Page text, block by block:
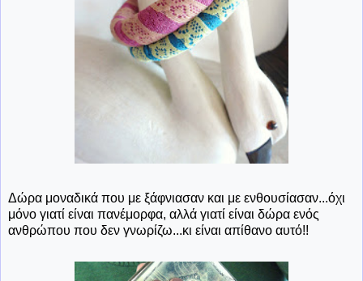
Δώρα μοναδικά που με ξάφνιασαν και με ενθουσίασαν...όχι
μόνο γιατί είναι πανέμορφα, αλλά γιατί είναι δώρα ενός
ανθρώπου που δεν γνωρίζω...κι είναι απίθανο αυτό!!